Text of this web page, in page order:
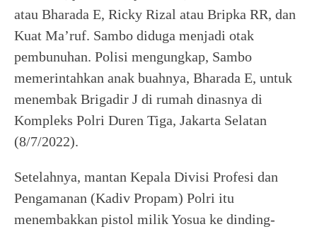
atau Bharada E, Ricky Rizal atau Bripka RR, dan
Kuat Ma’ruf. Sambo diduga menjadi otak
pembunuhan. Polisi mengungkap, Sambo
memerintahkan anak buahnya, Bharada E, untuk
menembak Brigadir J di rumah dinasnya di
Kompleks Polri Duren Tiga, Jakarta Selatan
(8/7/2022).
Setelahnya, mantan Kepala Divisi Profesi dan
Pengamanan (Kadiv Propam) Polri itu
menembakkan pistol milik Yosua ke dinding-